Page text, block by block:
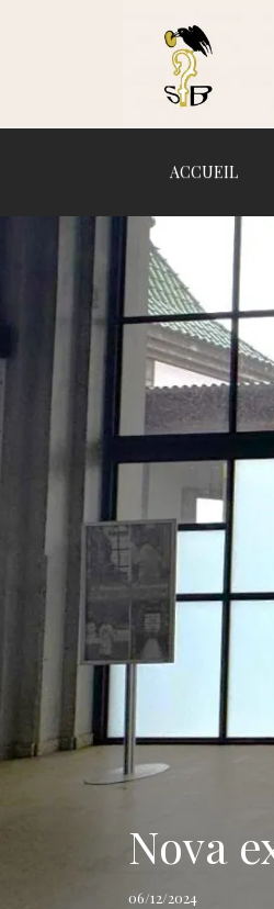
ACCUEIL
Nova
06/12/2024